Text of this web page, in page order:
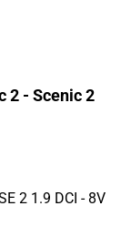
2 - Scenic 2
2 1.9 DCI - 8V